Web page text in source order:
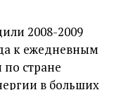
2008-2009
к ежедневным
стране
в больших